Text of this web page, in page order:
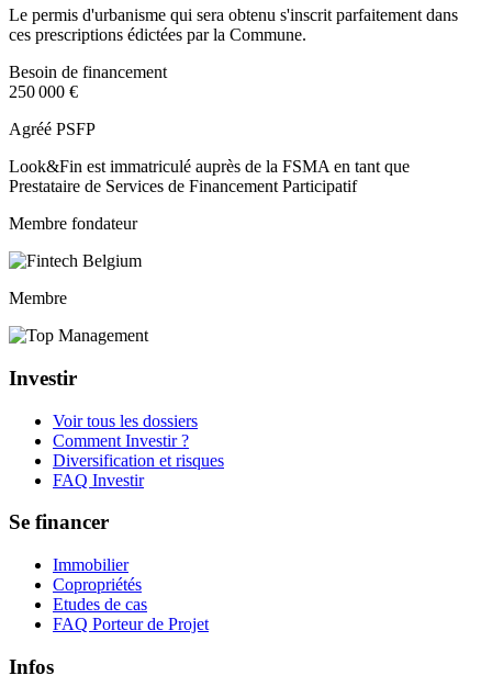
Le permis d'urbanisme qui sera obtenu s'inscrit parfaitement dans
ces prescriptions édictées par la Commune.
Besoin de financement
250 000 €
Agréé PSFP
Look&Fin est immatriculé auprès de la FSMA en tant que
Prestataire de Services de Financement Participatif
Membre fondateur
Membre
Investir
Voir tous les dossiers
Comment Investir ?
Diversification et risques
FAQ Investir
Se financer
Immobilier
Copropriétés
Etudes de cas
FAQ Porteur de Projet
Infos